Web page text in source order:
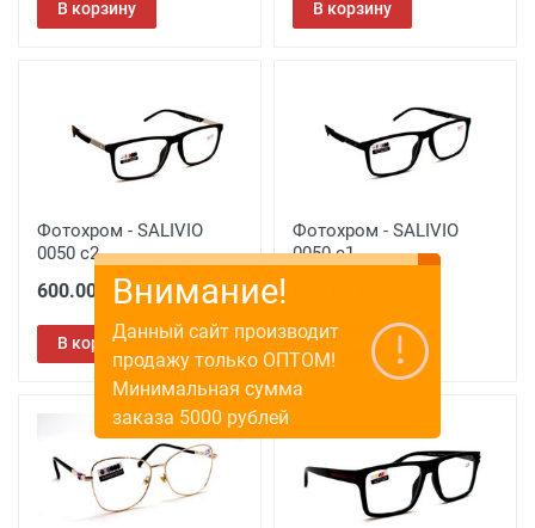
В корзину В корзину
Фотохром - SALIVIO
0050 c2
600.00 ₽
В корзину
Фотохром - SALIVIO
0050 c1
В корзину
Внимание!
Данный сайт производит
продажу только ОПТОМ!
Минимальная сумма
заказа 5000 рублей